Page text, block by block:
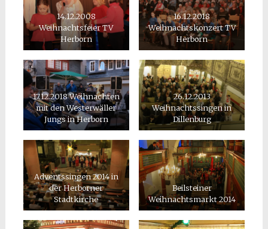
14.12.2008
Weihnachtsfeier TV
Herborn
16.12.2018
Weihnachtskonzert TV
Herborn
17.12.2018 Weihnachten
mit den Westerwäller
Jungs in Herborn
26.12.2013
Weihnachtssingen in
Dillenburg
Adventssingen 2014 in
der Herborner
Stadtkirche
Beilsteiner
Weihnachtsmarkt 2014